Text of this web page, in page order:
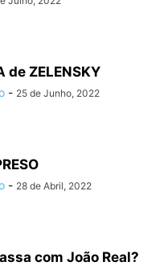
de ZELENSKY
- 25 de Junho, 2022
- 28 de Abril, 2022
com João Real?